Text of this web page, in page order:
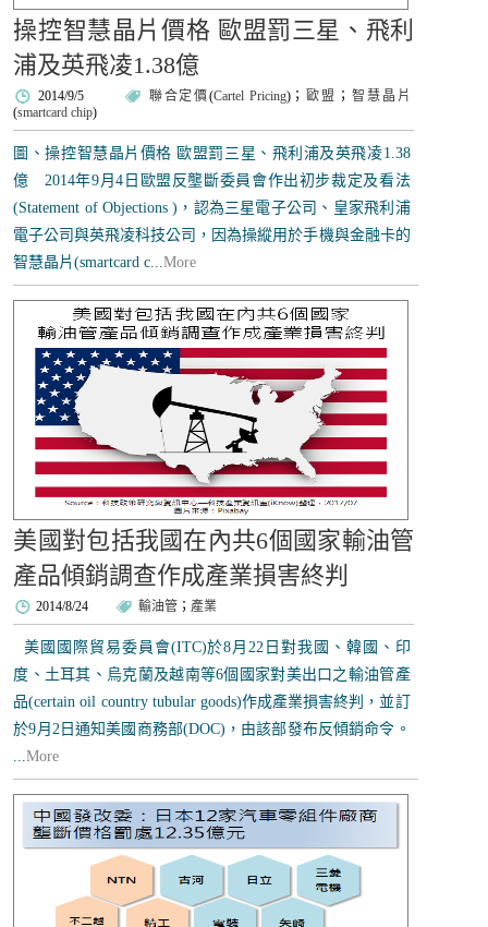
操控智慧晶片價格 歐盟罰三星、飛利
浦及英飛凌1.38億
2014/9/5 聯合定價(Cartel Pricing)； 歐盟 ； 智慧晶片
(smartcard chip)
圖、操控智慧晶片價格 歐盟罰三星、飛利浦及英飛凌1.38
億 2014年9月4日歐盟反壟斷委員會作出初步裁定及看法
(Statement of Objections )，認為三星電子公司、皇家飛利浦
電子公司與英飛凌科技公司，因為操縱用於手機與金融卡的
智慧晶片(smartcard c...More
美國對包括我國在內共6個國家輸油管
產品傾銷調查作成產業損害終判
2014/8/24 輸油管 ； 產業
美國國際貿易委員會(ITC)於8月22日對我國、韓國、印
度、土耳其、烏克蘭及越南等6個國家對美出口之輸油管產
品(certain oil country tubular goods)作成產業損害終判，並訂
於9月2日通知美國商務部(DOC)，由該部發布反傾銷命令。
...More